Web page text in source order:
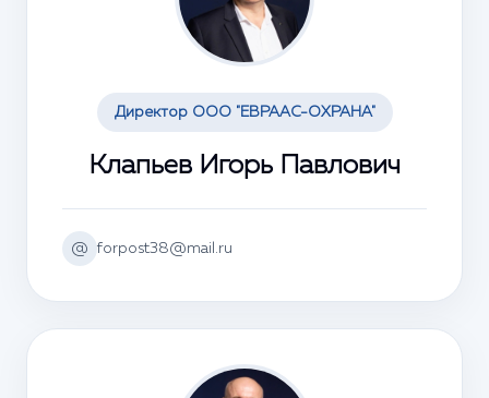
Директор ООО "ЕВРААС-ОХРАНА"
Клапьев Игорь Павлович
@ forpost38@mail.ru